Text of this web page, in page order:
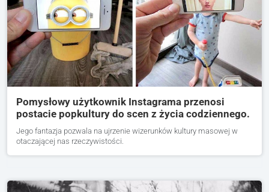
Pomysłowy użytkownik Instagrama przenosi
postacie popkultury do scen z życia codziennego.
Jego fantazja pozwala na ujrzenie wizerunków kultury masowej w
otaczającej nas rzeczywistości.